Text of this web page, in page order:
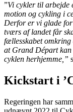
”Vi cykler til arbejde
motion og cykling i
Derfor er vi glade
tværs af landet får
fællesskabet omkring
at Grand Départ
cyklen herhjemme,”
Kickstart i
Regeringen har